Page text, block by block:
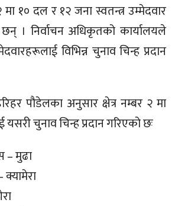
मा १० दल र १२ जना स्वतन्त्र उम्मेदवार
छन् । निर्वाचन अधिकृतको कार्यालयले
विभिन्न चुनाव चिन्ह प्रदान
पौडेलका अनुसार क्षेत्र नम्बर २ मा
यसरी चुनाव चिन्ह प्रदान गरिएको छः
– मुढा
क्यामेरा